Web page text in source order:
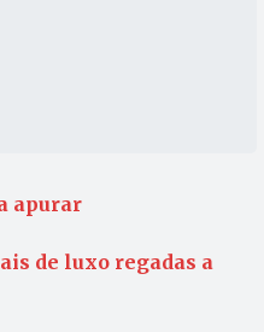
apurar
de luxo regadas a